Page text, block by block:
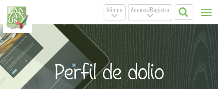
Acceso/Registro
.
Idioma
.
Perfil de dolio